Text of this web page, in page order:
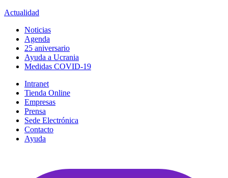
Actualidad
Noticias
Agenda
25 aniversario
Ayuda a Ucrania
Medidas COVID-19
Intranet
Tienda Online
Empresas
Prensa
Sede Electrónica
Contacto
Ayuda